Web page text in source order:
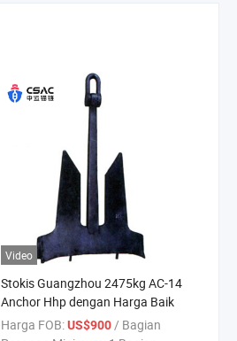
Video
Stokis Guangzhou 2475kg AC-14
Anchor Hhp dengan Harga Baik
Harga FOB:US$900 / Bagian